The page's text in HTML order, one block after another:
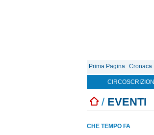
Prima Pagina Cronaca
CIRCOSCRIZIONI
/ EVENTI
CHE TEMPO FA